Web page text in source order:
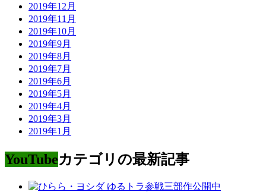
2019年12月
2019年11月
2019年10月
2019年9月
2019年8月
2019年7月
2019年6月
2019年5月
2019年4月
2019年3月
2019年1月
YouTubeカテゴリの最新記事